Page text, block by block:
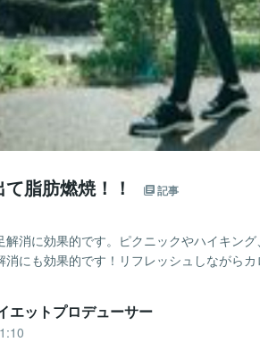
脂肪燃焼！！ 記事
解消に効果的です。ピクニックやハイキン
消にも効果的です！リフレッシュしながら
ットプロデューサー